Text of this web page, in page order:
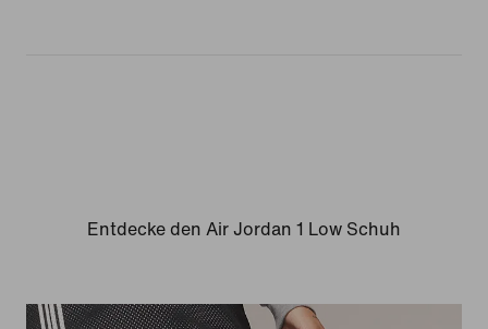
Entdecke den Air Jordan 1 Low Schuh